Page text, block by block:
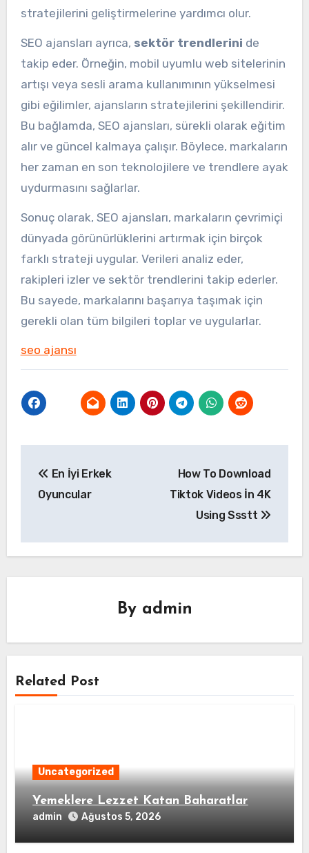
stratejilerini geliştirmelerine yardımcı olur.
SEO ajansları ayrıca, sektör trendlerini de
takip eder. Örneğin, mobil uyumlu web sitelerinin
artışı veya sesli arama kullanımının yükselmesi
gibi eğilimler, ajansların stratejilerini şekillendirir.
Bu bağlamda, SEO ajansları, sürekli olarak eğitim
alır ve güncel kalmaya çalışır. Böylece, markaların
her zaman en son teknolojilere ve trendlere ayak
uydurmasını sağlarlar.
Sonuç olarak, SEO ajansları, markaların çevrimiçi
dünyada görünürlüklerini artırmak için birçok
farklı strateji uygular. Verileri analiz eder,
rakipleri izler ve sektör trendlerini takip ederler.
Bu sayede, markalarını başarıya taşımak için
gerekli olan tüm bilgileri toplar ve uygularlar.
seo ajansı
gezinmesi
En İyi Erkek
Oyuncular
How To Download
Tiktok Videos İn 4K
Using Ssstt
By admin
Related Post
Uncategorized
Yemeklere Lezzet Katan Baharatlar
admin Ağustos 5, 2026